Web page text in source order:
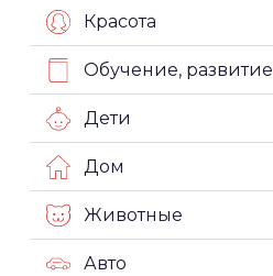
Красота
Обучение, развитие
Дети
Дом
Животные
Авто